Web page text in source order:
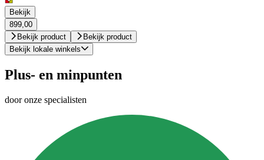
Bekijk
899,00
Bekijk product
Bekijk product
Bekijk lokale winkels
Plus- en minpunten
door onze specialisten